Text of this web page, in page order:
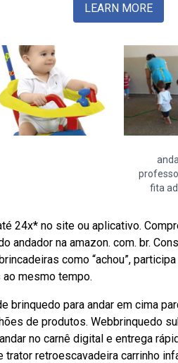
LEARN MORE
fita
24x* no site ou aplicativo.
andador na amazon. com. br.
como “achou”,
mesmo tempo.
brinquedo para andar em cima
de produtos. Webbrinquedo
no carnê digital e entrega
retroescavadeira carrinho